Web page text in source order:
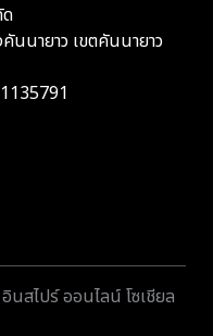
นายาว เขตคันนายาว
สไปร์ ออนไลน์ โซเชียล